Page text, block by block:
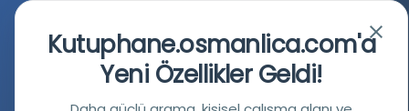
İstanbul Büyükşehir Belediyesi Kütüphaneleri
Kutuphane.osmanlica.com'a
Yeni Özellikler Geldi!